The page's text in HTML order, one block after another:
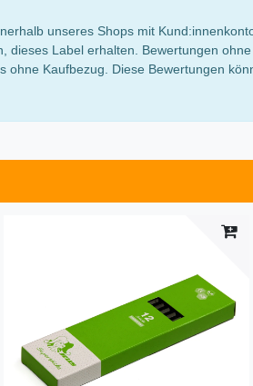
unseres Shops mit
Label erhalten. Bewertungen
Kaufbezug. Diese Bewertungen